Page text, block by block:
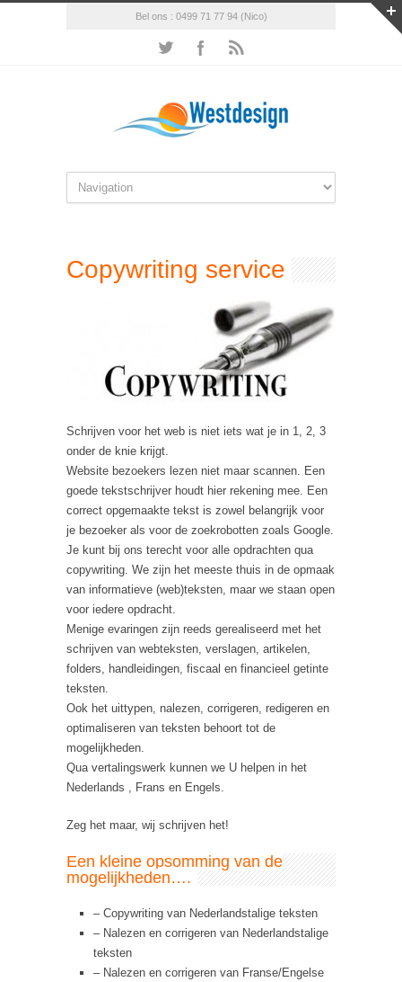
Bel ons : 0499 71 77 94 (Nico)
Copywriting service
Schrijven voor het web is niet iets wat je in 1, 2, 3
onder de knie krijgt.
Website bezoekers lezen niet maar scannen. Een
goede tekstschrijver houdt hier rekening mee. Een
correct opgemaakte tekst is zowel belangrijk voor
je bezoeker als voor de zoekrobotten zoals Google.
Je kunt bij ons terecht voor alle opdrachten qua
copywriting. We zijn het meeste thuis in de opmaak
van informatieve (web)teksten, maar we staan open
voor iedere opdracht.
Menige evaringen zijn reeds gerealiseerd met het
schrijven van webteksten, verslagen, artikelen,
folders, handleidingen, fiscaal en financieel getinte
teksten.
Ook het uittypen, nalezen, corrigeren, redigeren en
optimaliseren van teksten behoort tot de
mogelijkheden.
Qua vertalingswerk kunnen we U helpen in het
Nederlands , Frans en Engels.
Zeg het maar, wij schrijven het!
Een kleine opsomming van de
mogelijkheden….
– Copywriting van Nederlandstalige teksten
– Nalezen en corrigeren van Nederlandstalige
teksten
– Nalezen en corrigeren van Franse/Engelse